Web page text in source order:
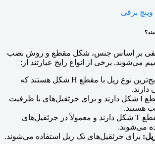
وینچ برقی
بر اساس جنس، شکل مقطع و روش نصب
می‌شوند. برخی از انواع رایج عبارتند از:
رایج‌ترین نوع ریل با مقطع H شکل هستند که
دارند.
مقطع I شکل دارند و برای جرثقیل‌های با ظرفیت
هستند.
مقطع T شکل دارند و معمولاً در جرثقیل‌های
می‌شوند.
برای جرثقیل‌های تک ریل استفاده می‌شوند.